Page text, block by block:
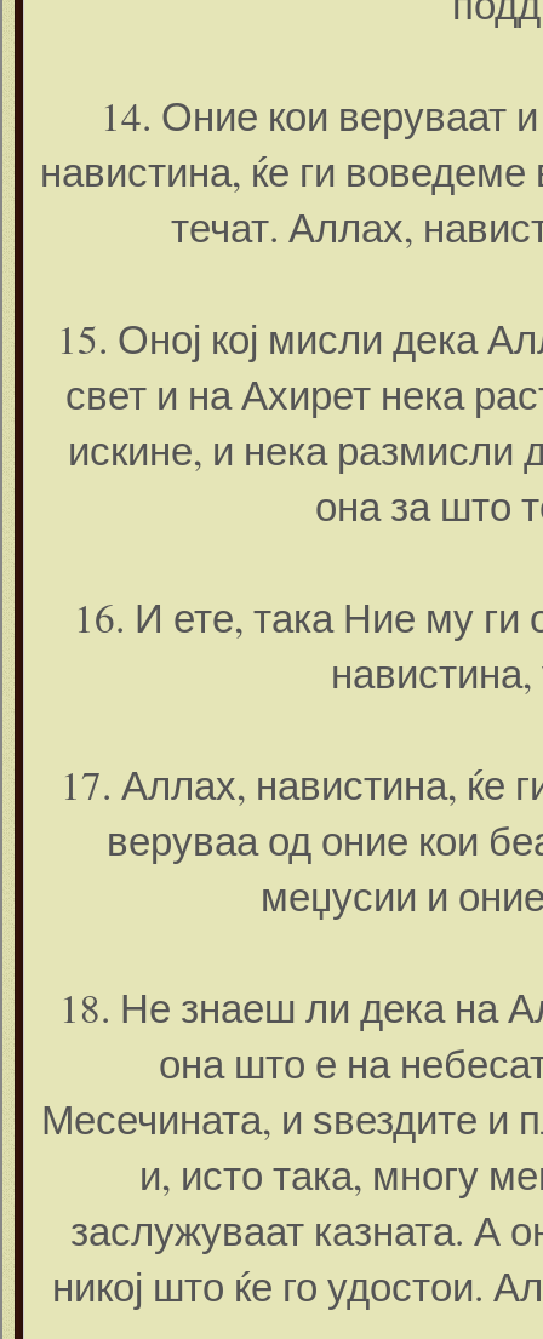
14. Оние кои веруваат
навистина, ќе ги воведеме
течат. Аллах,
15. Оној кој мисли дека
свет и на Ахирет нека
искине, и нека размисли
она за што
16. И ете, така Ние му ги
навистина,
17. Аллах, навистина, ќе
веруваа од оние кои
меџусии и
18. Не знаеш ли дека на
она што е на
Месечината, и ѕвездите и
и, исто така, многу
заслужуваат казната. А
никој што ќе го удостои.